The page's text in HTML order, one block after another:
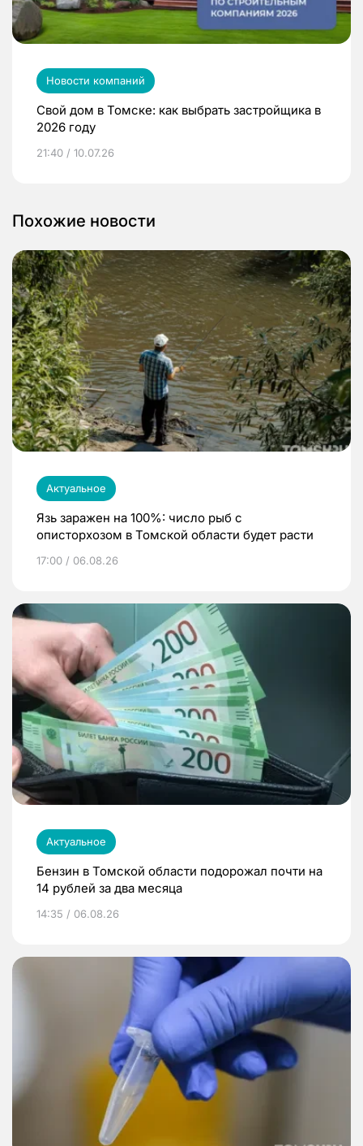
Новости компаний
Свой дом в Томске: как выбрать застройщика в
2026 году
21:40 / 10.07.26
Похожие новости
Актуальное
Язь заражен на 100%: число рыб с
описторхозом в Томской области будет расти
17:00 / 06.08.26
Актуальное
Бензин в Томской области подорожал почти на
14 рублей за два месяца
14:35 / 06.08.26